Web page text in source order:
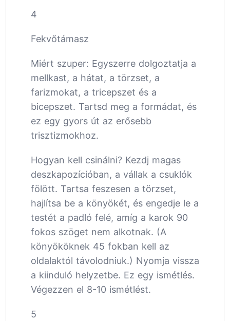
4
Fekvőtámasz
Miért szuper: Egyszerre dolgoztatja a
mellkast, a hátat, a törzset, a
farizmokat, a tricepszet és a
bicepszet. Tartsd meg a formádat, és
ez egy gyors út az erősebb
trisztizmokhoz.
Hogyan kell csinálni? Kezdj magas
deszkapozícióban, a vállak a csuklók
fölött. Tartsa feszesen a törzset,
hajlítsa be a könyökét, és engedje le a
testét a padló felé, amíg a karok 90
fokos szöget nem alkotnak. (A
könyököknek 45 fokban kell az
oldalaktól távolodniuk.) Nyomja vissza
a kiinduló helyzetbe. Ez egy ismétlés.
Végezzen el 8-10 ismétlést.
5